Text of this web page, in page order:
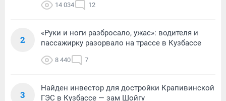
14 034 12
2
«Руки и ноги разбросало, ужас»: водителя и
пассажирку разорвало на трассе в Кузбассе
8 440 7
3
Найден инвестор для достройки Крапивинской
ГЭС в Кузбассе — зам Шойгу